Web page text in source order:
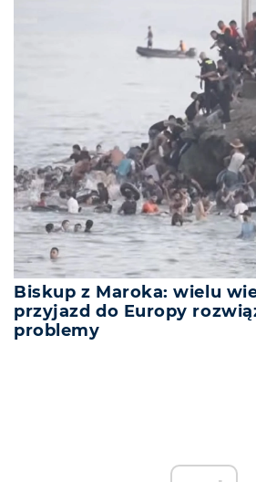
Biskup z Maroka: wielu
przyjazd do Europy
problemy